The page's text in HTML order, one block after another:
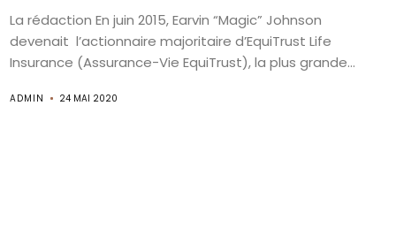
La rédaction En juin 2015, Earvin “Magic” Johnson
devenait l’actionnaire majoritaire d’EquiTrust Life
Insurance (Assurance-Vie EquiTrust), la plus grande...
ADMIN 24 MAI 2020